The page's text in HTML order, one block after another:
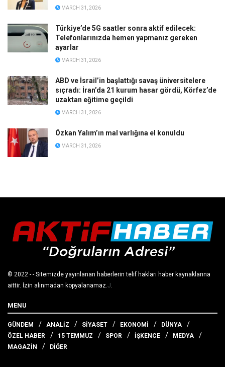
MARCH 31, 2026
Türkiye’de 5G saatler sonra aktif edilecek:
Telefonlarınızda hemen yapmanız gereken
ayarlar
MARCH 31, 2026
ABD ve İsrail’in başlattığı savaş üniversitelere
sıçradı: İran’da 21 kurum hasar gördü, Körfez’de
uzaktan eğitime geçildi
MARCH 31, 2026
Özkan Yalım’ın mal varlığına el konuldu
MARCH 31, 2026
© 2022 - - Sitemizde yayınlanan haberlerin telif hakları haber kaynaklarına
aittir. İzin alınmadan kopyalanamaz. J
MENU
GÜNDEM ANALİZ SİYASET EKONOMİ
DÜNYA
ÖZEL HABER
15 TEMMUZ SPOR İŞKENCE
MEDYA
MAGAZİN
DİĞER